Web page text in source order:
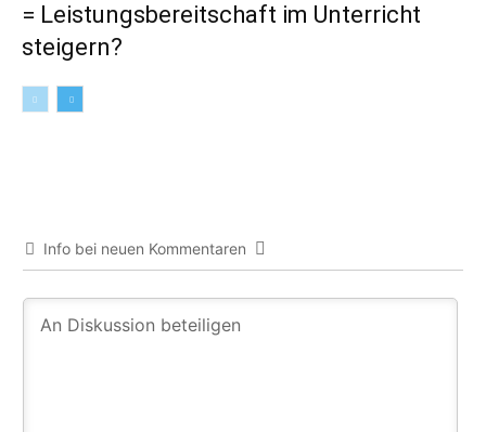
= Leistungsbereitschaft im Unterricht
steigern?
Info bei neuen Kommentaren